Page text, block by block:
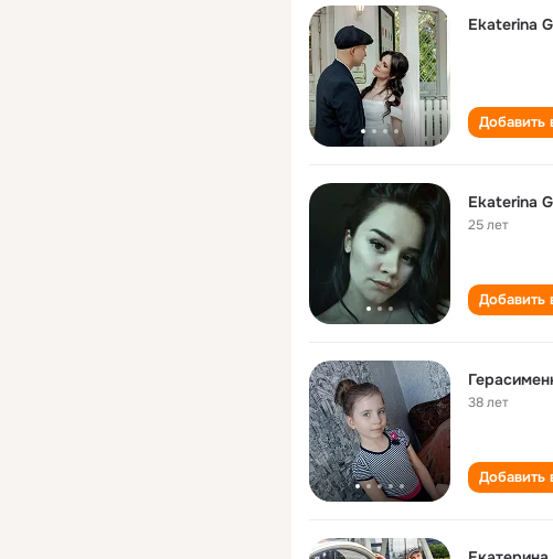
Ekaterina
Добавить
Ekaterina
25 лет
Добавить
38 лет
Добавить